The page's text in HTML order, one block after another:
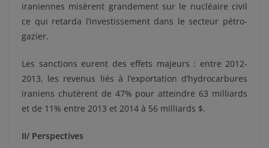
iraniennes misèrent grandement sur le nucléaire civil
ce qui retarda l’investissement dans le secteur pétro-
gazier.
Les sanctions eurent des effets majeurs : entre 2012-
2013, les revenus liés à l’exportation d’hydrocarbures
iraniens chutèrent de 47% pour atteindre 63 milliards
et de 11% entre 2013 et 2014 à 56 milliards $.
II/ Perspectives